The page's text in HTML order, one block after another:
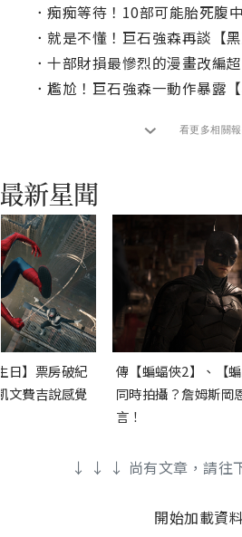
． 痴痴等待！10部可能胎死腹
． 就是不懂！巨石強森再談【黑
． 十部財損最慘烈的漫畫改編
． 尷尬！巨石強森一動作暴露
看更多相關
日】票房破紀
文費吉說感覺
傳【蝙蝠俠2】、【蝙
同時拍攝？詹姆斯岡
言！
↓ ↓ ↓ 尚有文章，請
開始加載資